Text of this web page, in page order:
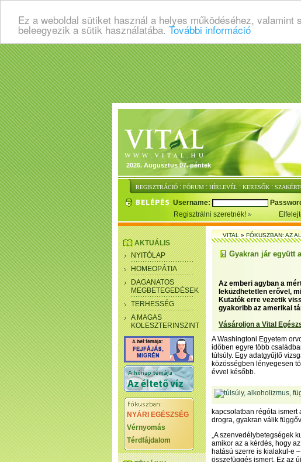
Ez a weboldal sütiket használ a helyes működéséhez,
beleegyezik a sütik használatába. További információ
2026. Augusztus 07. péntek
REGISZTRÁCIÓ : FÓRUM : HÍRLEVÉL : KERESŐK :
Username:
Regisztrálni szeretnék!
AKTUÁLIS
NYITÓLAP
HOMEOPÁTIA
DAGANATOS
MEGBETEGEDÉSEK
TERHESSÉG
A MAGAS
KOLESZTERINSZINT
NYÁRI EGÉSZSÉG
Vérnyomás
Térdfájdalom
VITAL»FÓKUSZBAN: AZ
Gyakran jár együtt
Az emberi agyban a
leküzdhetetlen erővel,
Kutatók erre vezetik
gyakoribb az amerikai
Vásároljon a Vital
A Washingtoni Egyetem
időben egyre több
túlsúly. Egy adatgyűjtő
közösségben lényegesen
évvel később.
kapcsolatban régóta ismert
drogra, gyakran válik
„A szenvedélybetegségek
amikor az a kérdés, hogy
hatású szerre is kialakul-e
összefüggés ismert. Ez az